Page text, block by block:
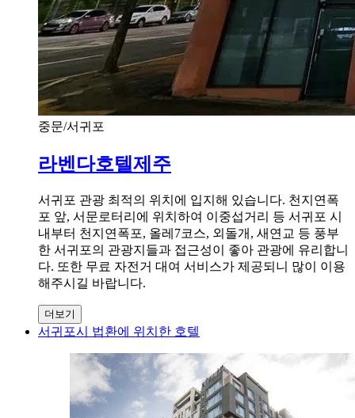
중문/서귀포
라벤다호텔제주
서귀포 관광 최적의 위치에 입지해 있습니다. 천지연폭
포 앞, 서문로터리에 위치하여 이중섭거리 등 서귀포 시
내부터 천지연폭포, 올레7코스, 외돌개, 새연교 등 풍부
한 서귀포의 관광지들과 접근성이 좋아 관광에 유리합니
다. 또한 무료 자전거 대여 서비스가 제공되니 많이 이용
해주시길 바랍니다.
더보기
서귀포시 법환에 위치한 호텔